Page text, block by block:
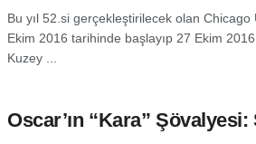
Bu yıl 52.si gerçekleştirilecek olan
Ekim 2016 tarihinde başlayıp 27 Ekim
Kuzey ...
Oscar’ın “Kara”